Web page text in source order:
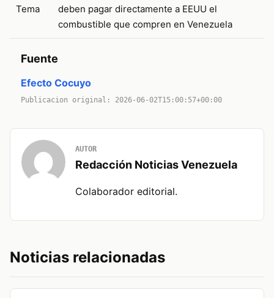
Tema
deben pagar directamente a EEUU el
combustible que compren en Venezuela
Fuente
Efecto Cocuyo
Publicacion original: 2026-06-02T15:00:57+00:00
AUTOR
Redacción Noticias Venezuela
Colaborador editorial.
Noticias relacionadas